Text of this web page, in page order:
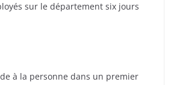
sur le département six jours
à la personne dans un premier